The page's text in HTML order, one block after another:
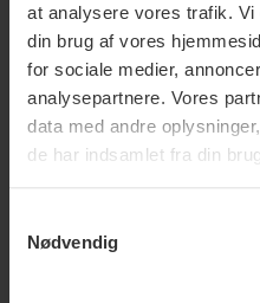
at analysere vores trafik.
din brug af vores
for sociale medier,
analysepartnere. Vores
data med andre
de har indsamlet fra din
Nødvendig